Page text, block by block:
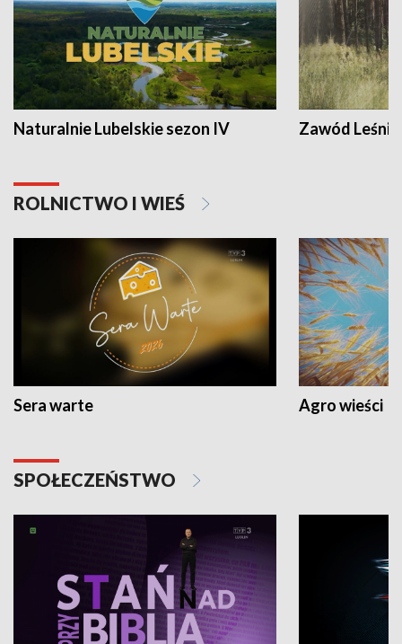
Naturalnie Lubelskie sezon IV Zawód Leśnik
ROLNICTWO I WIEŚ
Sera warte Agro wieści
SPOŁECZEŃSTWO